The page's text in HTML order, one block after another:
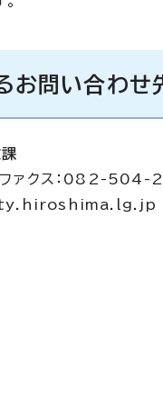
お問い合わせ
クス：082-504-